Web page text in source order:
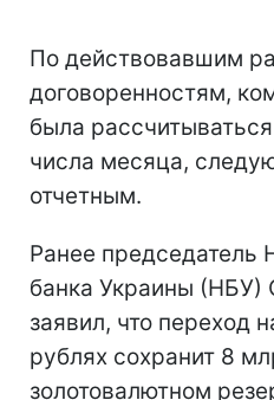
По действовавшим
договоренностям,
была рассчитываться
числа месяца,
отчетным.
Ранее председатель
банка Украины (НБУ)
заявил, что переход
рублях сохранит 8
золотовалютном